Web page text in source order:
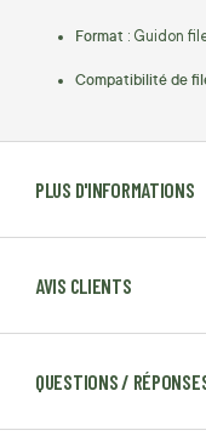
PLUS D'INFORMATIONS
AVIS CLIENTS
QUESTIONS /
Format : Guidon
Compatibilité de